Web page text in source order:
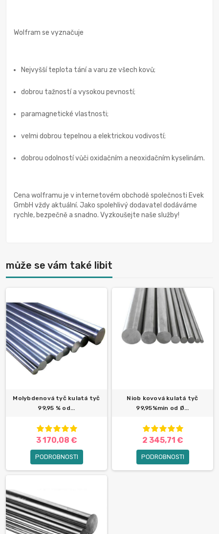
Wolfram se vyznačuje
Nejvyšší teplota tání a varu ze všech kovů;
dobrou tažností a vysokou pevností;
paramagnetické vlastnosti;
velmi dobrou tepelnou a elektrickou vodivostí;
dobrou odolností vůči oxidačním a neoxidačním kyselinám.
Cena wolframu je v internetovém obchodě společnosti Evek
GmbH vždy aktuální. Jako spolehlivý dodavatel dodáváme
rychle, bezpečně a snadno. Vyzkoušejte naše služby!
může se vám také libit
Molybdenová tyč kulatá tyč
99,95 % od...
3 170,08 €
PODROBNOSTI
Niob kovová kulatá tyč
99,95%min od Ø...
2 345,71 €
PODROBNOSTI